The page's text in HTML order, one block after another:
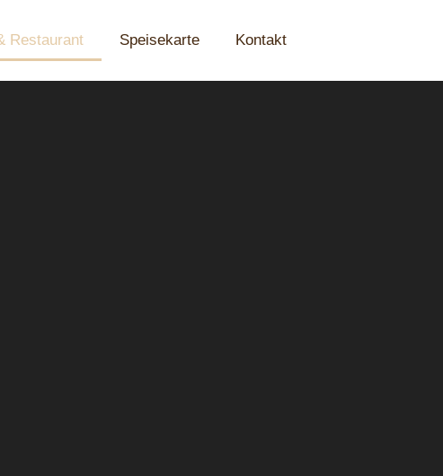
Restaurant Speisekarte Kontakt